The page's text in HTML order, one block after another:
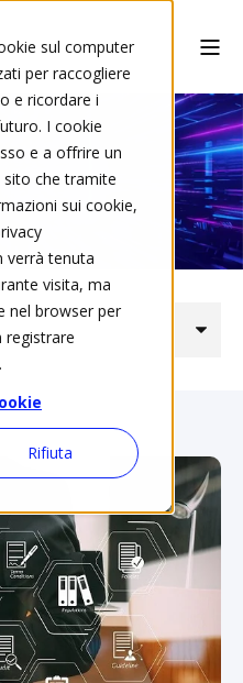
sul computer
per raccogliere
e ricordare i
I cookie
e a offrire un
sito che tramite
sui cookie,
verrà tenuta
visita, ma
nel browser per
registrare
Rifiuta